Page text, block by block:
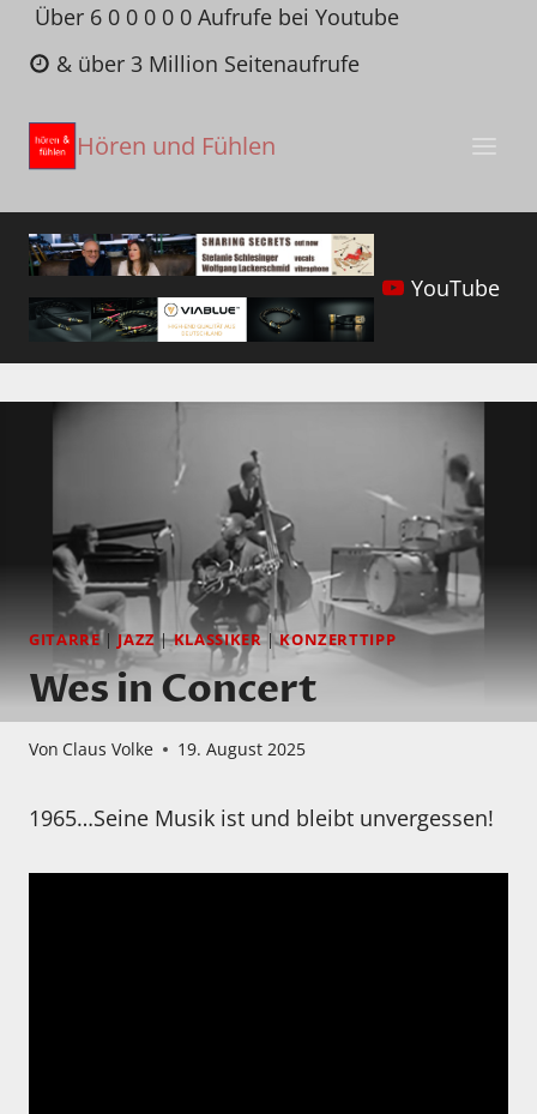
Zum
Inhalt
springen
Über 6 0 0 0 0 0 Aufrufe bei Youtube
& über 3 Million Seitenaufrufe
Hören und Fühlen
YouTube
GITARRE| JAZZ |KLASSIKER|KONZERTTIPP
Wes in Concert
Von Claus Volke 19. August 2025
1965…Seine Musik ist und bleibt unvergessen!